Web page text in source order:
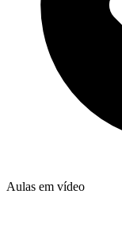
Aulas em vídeo